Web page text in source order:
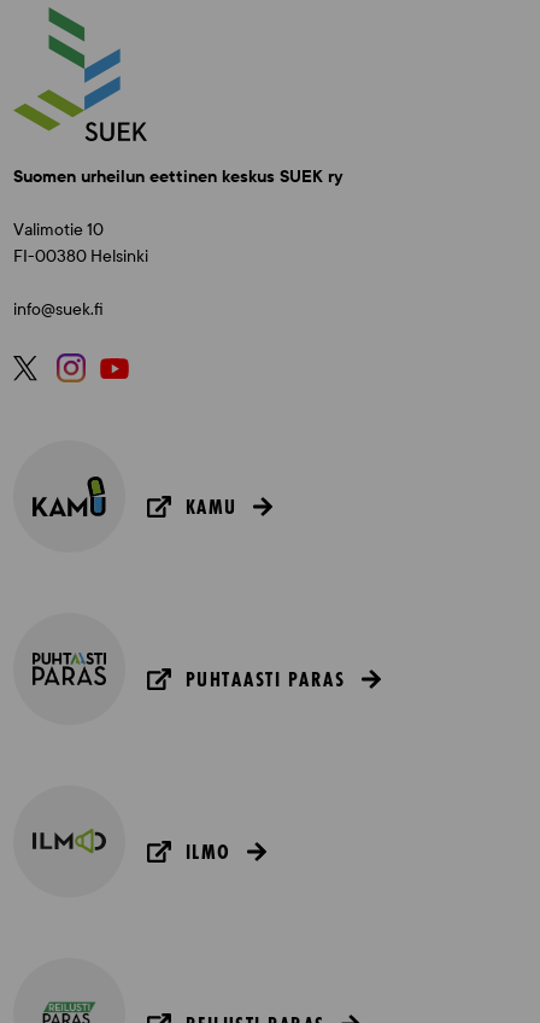
Suomen urheilun eettinen keskus SUEK ry
Valimotie 10
FI-00380 Helsinki
info@suek.fi
KAMU
PUHTAASTI PARAS
ILMO